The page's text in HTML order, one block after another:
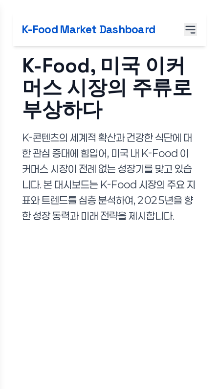
K-Food Market Dashboard
K-Food, 미국 이커
머스 시장의 주류로
부상하다
K-콘텐츠의 세계적 확산과 건강한 식단에 대
한 관심 증대에 힘입어, 미국 내 K-Food 이
커머스 시장이 전례 없는 성장기를 맞고 있습
니다. 본 대시보드는 K-Food 시장의 주요 지
표와 트렌드를 심층 분석하여, 2025년을 향
한 성장 동력과 미래 전략을 제시합니다.